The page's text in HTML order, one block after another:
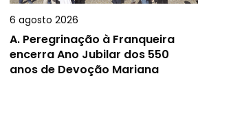
6 agosto 2026
A. Peregrinação à Franqueira
encerra Ano Jubilar dos 550
anos de Devoção Mariana